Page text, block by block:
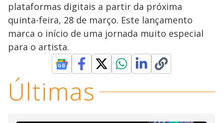
plataformas digitais a partir da próxima
quinta-feira, 28 de março. Este lançamento
marca o início de uma jornada muito especial
para o artista.
Últimas